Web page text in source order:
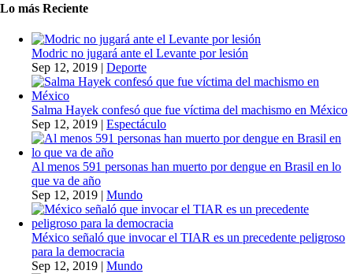
Lo más Reciente
Modric no jugará ante el Levante por lesión
Sep 12, 2019 | Deporte
Salma Hayek confesó que fue víctima del machismo en México
Sep 12, 2019 | Espectáculo
Al menos 591 personas han muerto por dengue en Brasil en lo
que va de año
Sep 12, 2019 | Mundo
México señaló que invocar el TIAR es un precedente peligroso
para la democracia
Sep 12, 2019 | Mundo